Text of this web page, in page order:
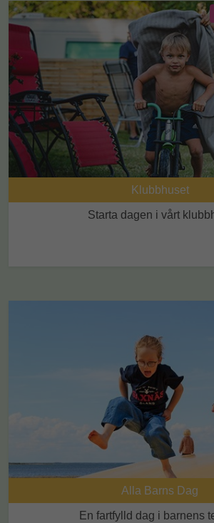
Klubbhuset
Starta dagen i vårt
Alla Barns Dag
En fartfylld dag i barnens